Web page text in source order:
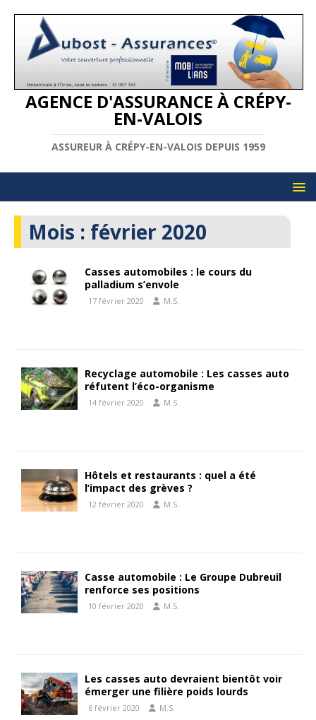
AGENCE D'ASSURANCE À CRÉPY-
EN-VALOIS
ASSUREUR À CRÉPY-EN-VALOIS DEPUIS 1959
Mois : février 2020
Casses automobiles : le cours du
palladium s’envole
17 février 2020 M.S.
Recyclage automobile : Les casses auto
réfutent l’éco-organisme
14 février 2020 M.S.
Hôtels et restaurants : quel a été
l’impact des grèves ?
12 février 2020 M.S.
Casse automobile : Le Groupe Dubreuil
renforce ses positions
10 février 2020 M.S.
Les casses auto devraient bientôt voir
émerger une filière poids lourds
6 février 2020 M.S.